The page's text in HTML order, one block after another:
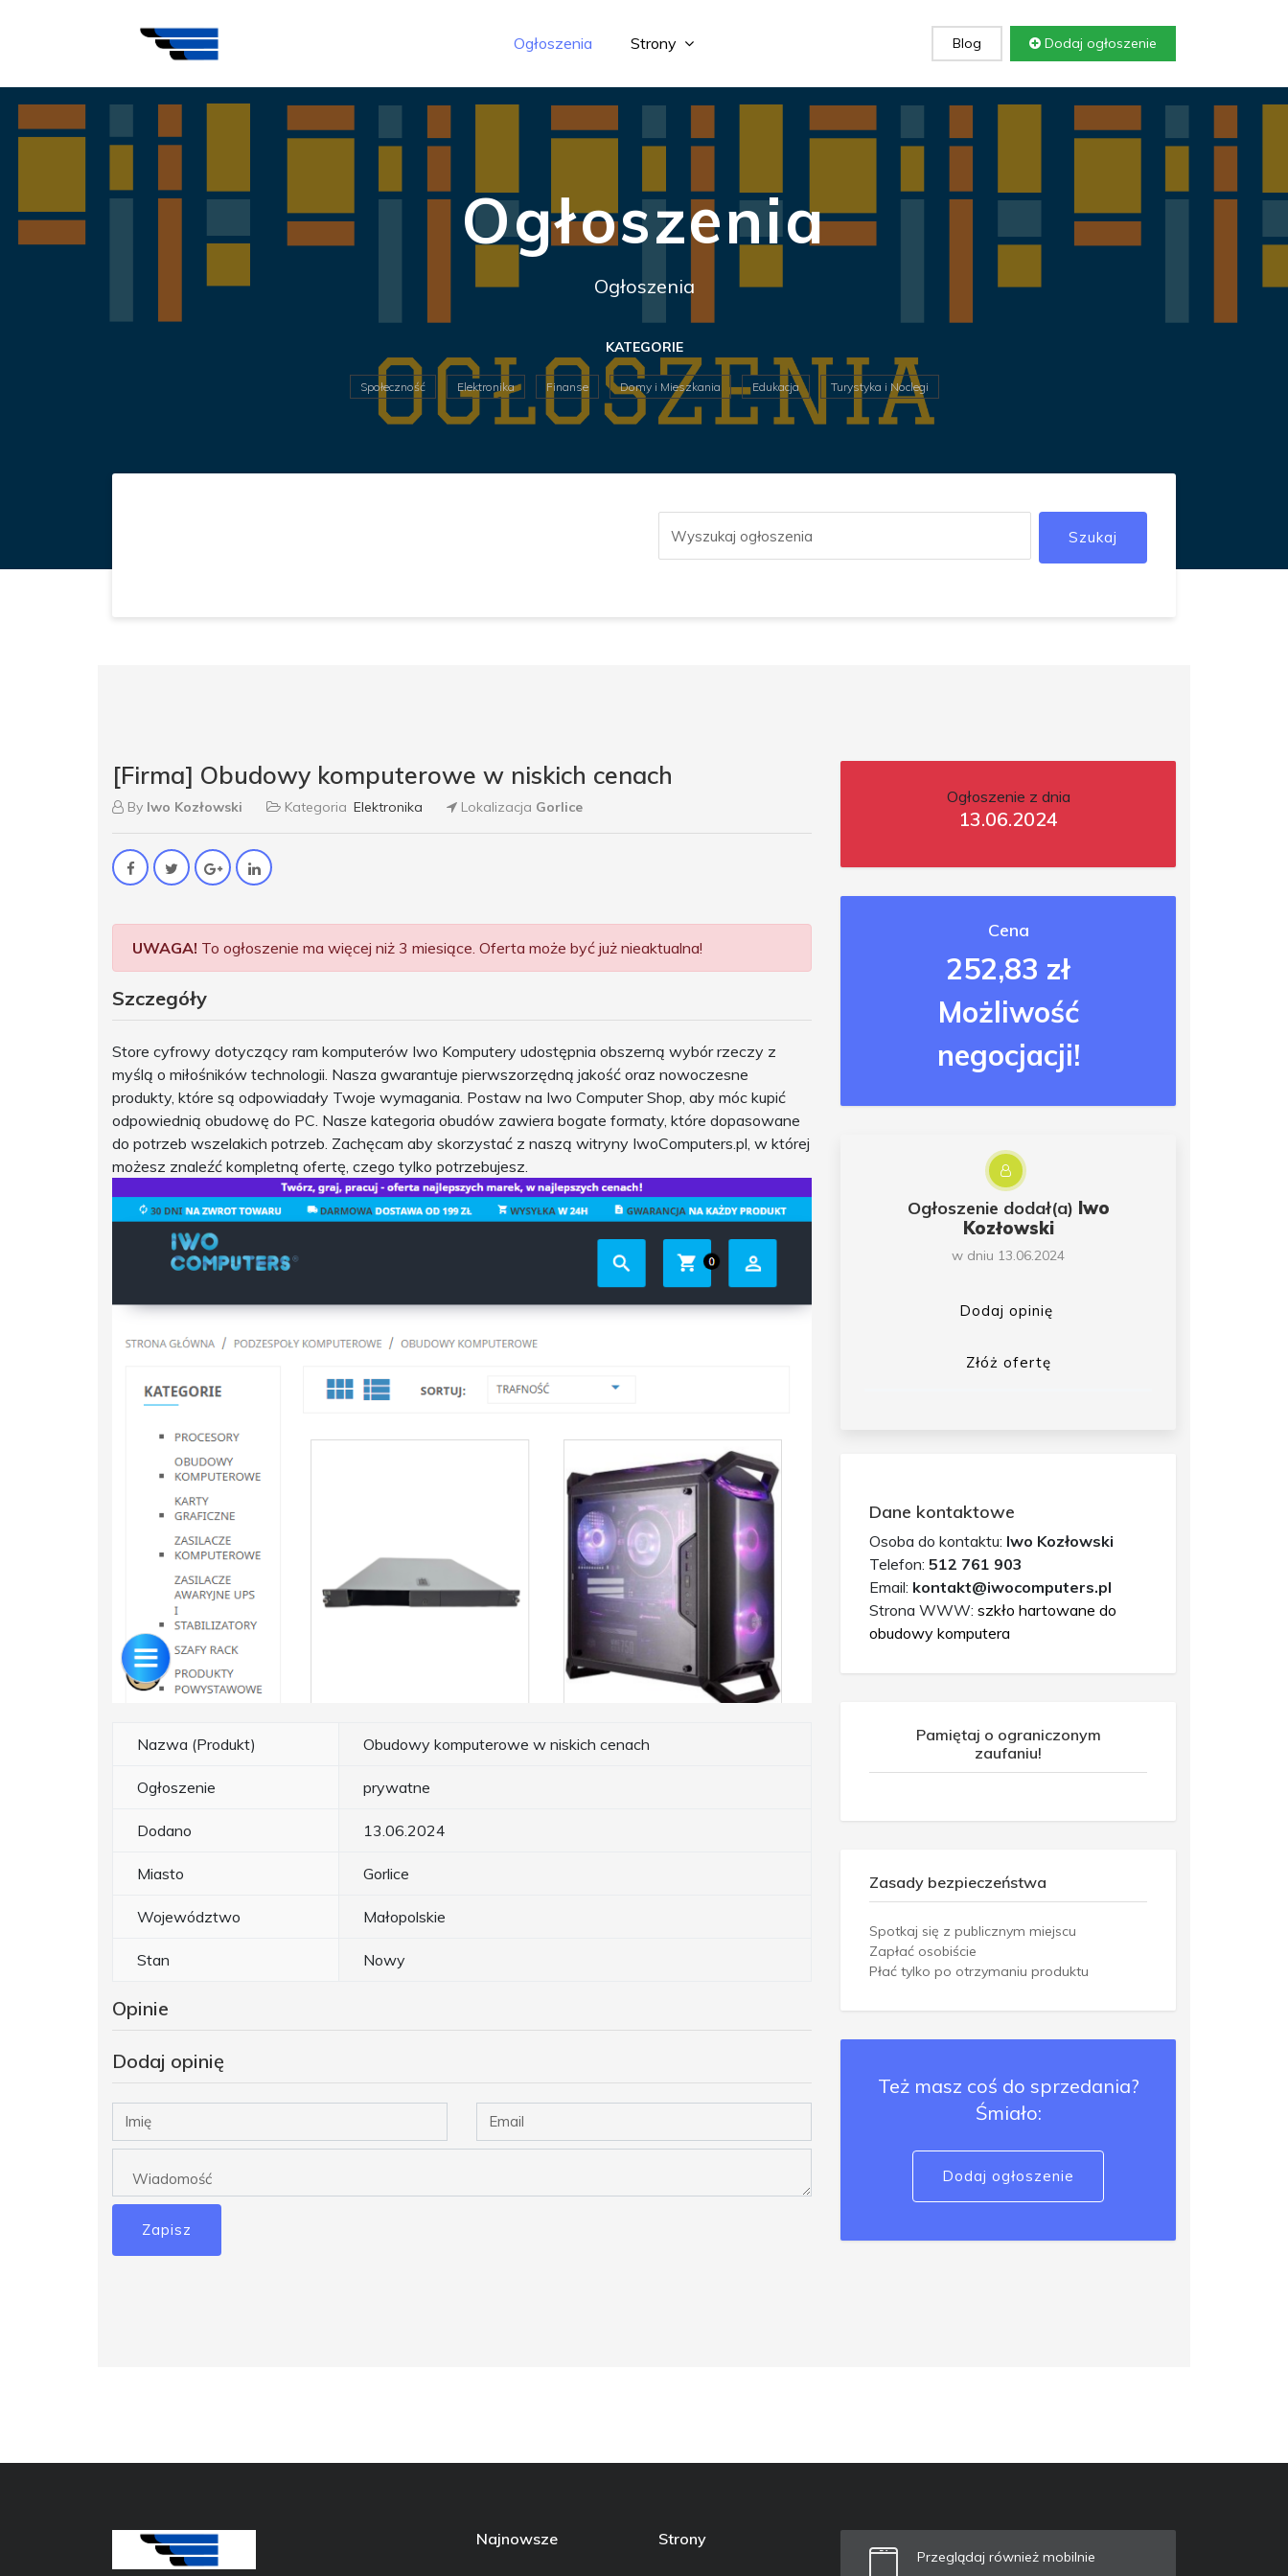
Ogłoszenia Strony Blog Dodaj ogłoszenie
Ogłoszenia
Ogłoszenia
KATEGORIE
Społeczność Elektronika Finanse Domy i Mieszkania Edukacja Turystyka i Noclegi
Szukaj
[Firma] Obudowy komputerowe w niskich cenach
By Iwo Kozłowski Kategoria Elektronika Lokalizacja Gorlice
UWAGA! To ogłoszenie ma więcej niż 3 miesiące. Oferta może być już nieaktualna!
Szczegóły
Store cyfrowy dotyczący ram komputerów Iwo Komputery udostępnia obszerną wybór rzeczy z
myślą o miłośników technologii. Nasza gwarantuje pierwszorzędną jakość oraz nowoczesne
produkty, które są odpowiadały Twoje wymagania. Postaw na Iwo Computer Shop, aby móc kupić
odpowiednią obudowę do PC. Nasze kategoria obudów zawiera bogate formaty, które dopasowane
do potrzeb wszelakich potrzeb. Zachęcam aby skorzystać z naszą witryny IwoComputers.pl, w której
możesz znaleźć kompletną ofertę, czego tylko potrzebujesz.
Nazwa (Produkt) Obudowy komputerowe w niskich cenach
Ogłoszenie prywatne
Dodano 13.06.2024
Miasto Gorlice
Województwo Małopolskie
Stan Nowy
Opinie
Dodaj opinię
Zapisz
Ogłoszenie z dnia
13.06.2024
Cena
252,83 zł
Możliwość
negocjacji!
Ogłoszenie dodał(a) Iwo
Kozłowski
w dniu 13.06.2024
Dodaj opinię
Złóż ofertę
Dane kontaktowe
Osoba do kontaktu: Iwo Kozłowski
Telefon: 512 761 903
Email: kontakt@iwocomputers.pl
Strona WWW: szkło hartowane do
obudowy komputera
Pamiętaj o ograniczonym
zaufaniu!
Zasady bezpieczeństwa
Spotkaj się z publicznym miejscu
Zapłać osobiście
Płać tylko po otrzymaniu produktu
Też masz coś do sprzedania?
Śmiało:
Dodaj ogłoszenie
Najnowsze Strony
Przeglądaj również mobilnie